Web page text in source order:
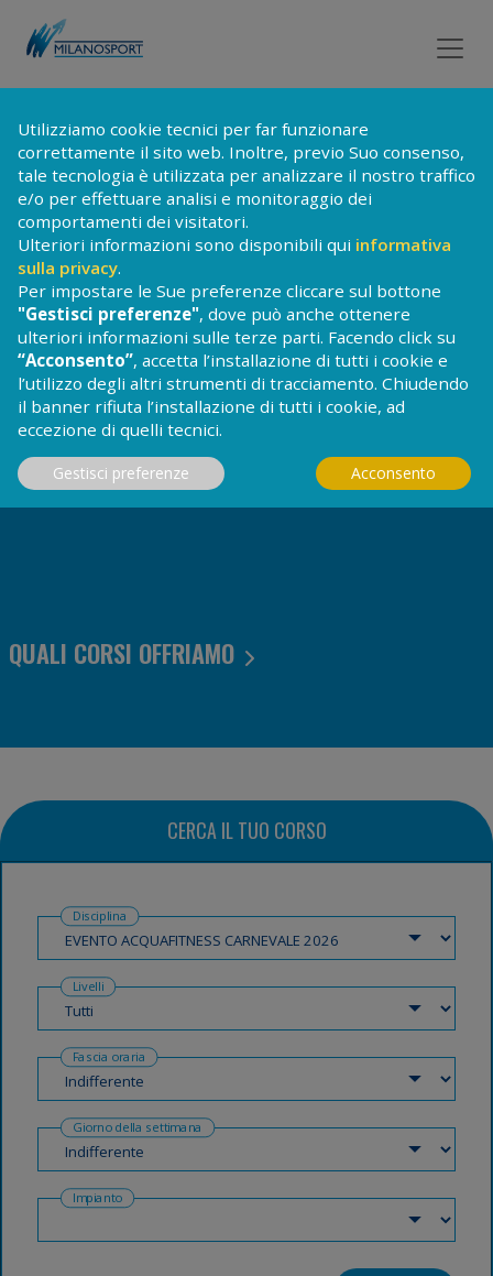
TORNA ALLA LISTA DEI CORSI
CORSI DI
ACQUAFITNESS
Il Fitness Acquatico è il connubio perfetto
tra sforzo fisico e divertimento,
è un’attività che coniuga alla varietà di
esercizi movimenti di specialità diverse e di
progressiva difficoltà il tutto a ritmo della
musica e con l'utilizzo di piccoli attrezzi
che coinvolgono l'intera muscolatura;
QUALI CORSI OFFRIAMO
CERCA IL TUO CORSO
Disciplina
Livelli
Fascia oraria
Giorno della settimana
Impianto
Utilizziamo cookie tecnici per far funzionare
correttamente il sito web. Inoltre, previo Suo consenso,
tale tecnologia è utilizzata per analizzare il nostro traffico
e/o per effettuare analisi e monitoraggio dei
comportamenti dei visitatori.
Ulteriori informazioni sono disponibili qui informativa
sulla privacy.
Per impostare le Sue preferenze cliccare sul bottone
"Gestisci preferenze", dove può anche ottenere
ulteriori informazioni sulle terze parti. Facendo click su
“Acconsento”, accetta l’installazione di tutti i cookie e
l’utilizzo degli altri strumenti di tracciamento. Chiudendo
il banner rifiuta l’installazione di tutti i cookie, ad
eccezione di quelli tecnici.
Gestisci preferenze Acconsento